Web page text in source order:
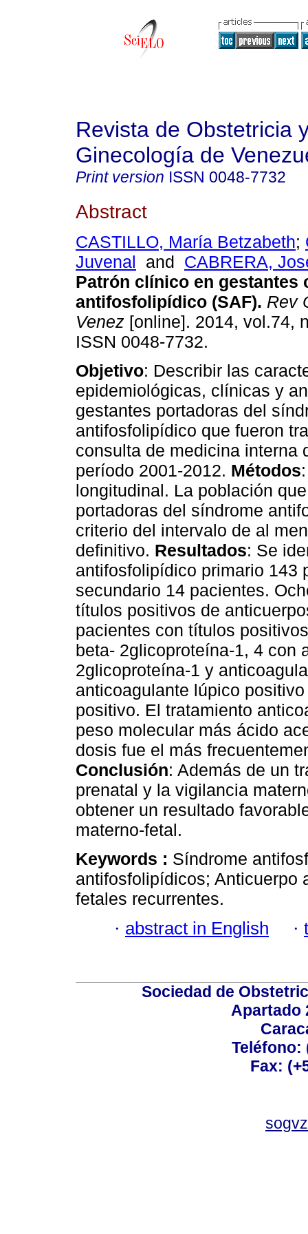
Revista de Obstetricia
Ginecología de
Print version ISSN 0048-7732
Abstract
CASTILLO, María Betzabeth;
Juvenal and CABRERA,
Patrón clínico en gestantes
antifosfolipídico (SAF). Rev
Venez [online]. 2014, vol.74,
ISSN 0048-7732.
Objetivo: Describir las
epidemiológicas, clínicas y
gestantes portadoras del
antifosfolipídico que fueron
consulta de medicina interna
período 2001-2012. Métodos
longitudinal. La población
portadoras del síndrome
criterio del intervalo de al
definitivo. Resultados: Se
antifosfolipídico primario 143
secundario 14 pacientes.
títulos positivos de
pacientes con títulos
beta- 2glicoproteína-1, 4 con
2glicoproteína-1 y
anticoagulante lúpico
positivo. El tratamiento
peso molecular más ácido
dosis fue el más
Conclusión: Además de un
prenatal y la vigilancia
obtener un resultado
materno-fetal.
Keywords : Síndrome
antifosfolipídicos; Anticuerpo
fetales recurrentes.
· abstract in English ·
Sociedad de
Apartado
Teléfono:
Fax: